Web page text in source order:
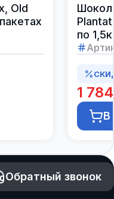
Old
по
1
В
Обратный звонок